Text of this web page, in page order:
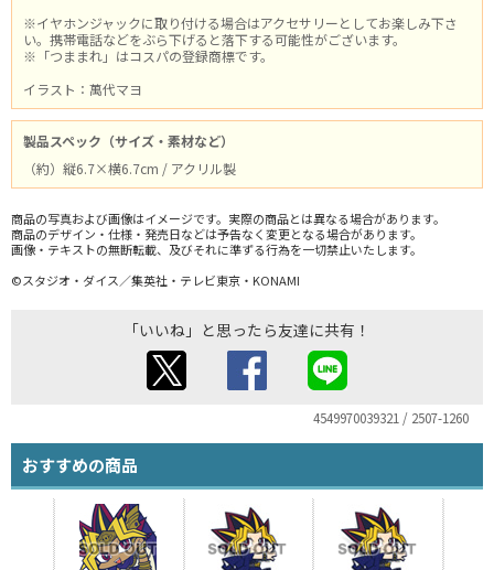
※イヤホンジャックに取り付ける場合はアクセサリーとしてお楽しみ下さ
い。携帯電話などをぶら下げると落下する可能性がございます。
※「つままれ」はコスパの登録商標です。
イラスト：萬代マヨ
製品スペック（サイズ・素材など）
（約）縦6.7×横6.7cm / アクリル製
商品の写真および画像はイメージです。実際の商品とは異なる場合があります。
商品のデザイン・仕様・発売日などは予告なく変更となる場合があります。
画像・テキストの無断転載、及びそれに準ずる行為を一切禁止いたします。
©スタジオ・ダイス／集英社・テレビ東京・KONAMI
「いいね」と思ったら友達に共有！
4549970039321 / 2507-1260
おすすめの商品